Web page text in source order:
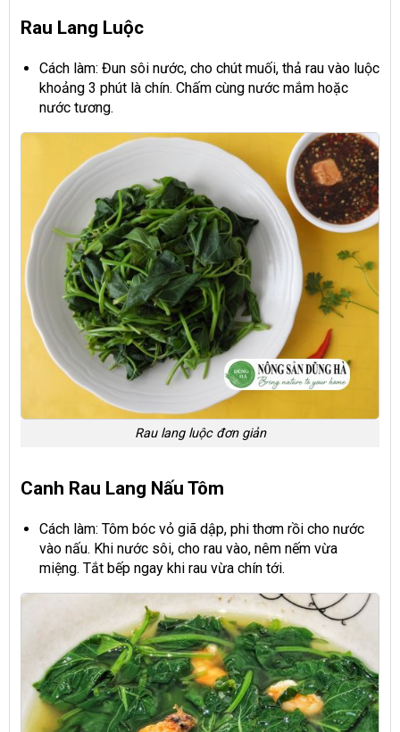
Rau Lang Luộc
Cách làm: Đun sôi nước, cho chút muối, thả rau vào luộc
khoảng 3 phút là chín. Chấm cùng nước mắm hoặc
nước tương.
Rau lang luộc đơn giản
Canh Rau Lang Nấu Tôm
Cách làm: Tôm bóc vỏ giã dập, phi thơm rồi cho nước
vào nấu. Khi nước sôi, cho rau vào, nêm nếm vừa
miệng. Tắt bếp ngay khi rau vừa chín tới.